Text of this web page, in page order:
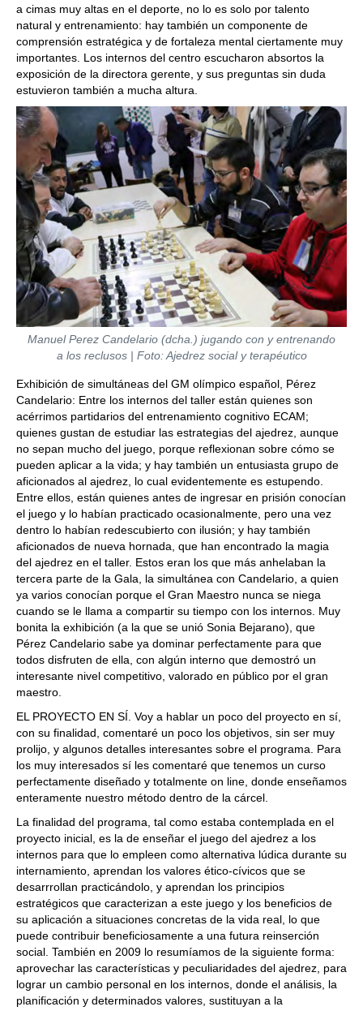
a cimas muy altas en el deporte, no lo es solo por talento
natural y entrenamiento: hay también un componente de
comprensión estratégica y de fortaleza mental ciertamente muy
importantes. Los internos del centro escucharon absortos la
exposición de la directora gerente, y sus preguntas sin duda
estuvieron también a mucha altura.
Manuel Perez Candelario (dcha.) jugando con y entrenando
a los reclusos | Foto: Ajedrez social y terapéutico
Exhibición de simultáneas del GM olímpico español, Pérez
Candelario: Entre los internos del taller están quienes son
acérrimos partidarios del entrenamiento cognitivo ECAM;
quienes gustan de estudiar las estrategias del ajedrez, aunque
no sepan mucho del juego, porque reflexionan sobre cómo se
pueden aplicar a la vida; y hay también un entusiasta grupo de
aficionados al ajedrez, lo cual evidentemente es estupendo.
Entre ellos, están quienes antes de ingresar en prisión conocían
el juego y lo habían practicado ocasionalmente, pero una vez
dentro lo habían redescubierto con ilusión; y hay también
aficionados de nueva hornada, que han encontrado la magia
del ajedrez en el taller. Estos eran los que más anhelaban la
tercera parte de la Gala, la simultánea con Candelario, a quien
ya varios conocían porque el Gran Maestro nunca se niega
cuando se le llama a compartir su tiempo con los internos. Muy
bonita la exhibición (a la que se unió Sonia Bejarano), que
Pérez Candelario sabe ya dominar perfectamente para que
todos disfruten de ella, con algún interno que demostró un
interesante nivel competitivo, valorado en público por el gran
maestro.
EL PROYECTO EN SÍ. Voy a hablar un poco del proyecto en sí,
con su finalidad, comentaré un poco los objetivos, sin ser muy
prolijo, y algunos detalles interesantes sobre el programa. Para
los muy interesados sí les comentaré que tenemos un curso
perfectamente diseñado y totalmente on line, donde enseñamos
enteramente nuestro método dentro de la cárcel.
La finalidad del programa, tal como estaba contemplada en el
proyecto inicial, es la de enseñar el juego del ajedrez a los
internos para que lo empleen como alternativa lúdica durante su
internamiento, aprendan los valores ético-cívicos que se
desarrrollan practicándolo, y aprendan los principios
estratégicos que caracterizan a este juego y los beneficios de
su aplicación a situaciones concretas de la vida real, lo que
puede contribuir beneficiosamente a una futura reinserción
social. También en 2009 lo resumíamos de la siguiente forma:
aprovechar las características y peculiaridades del ajedrez, para
lograr un cambio personal en los internos, donde el análisis, la
planificación y determinados valores, sustituyan a la